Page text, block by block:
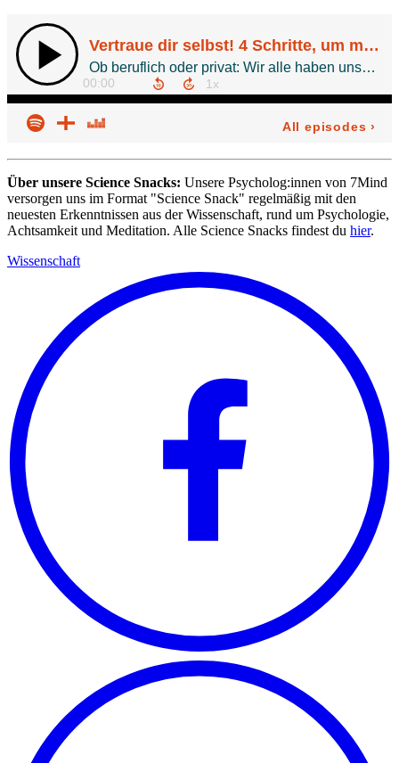
Über unsere Science Snacks: Unsere Psycholog:innen von 7Mind
versorgen uns im Format "Science Snack" regelmäßig mit den
neuesten Erkenntnissen aus der Wissenschaft, rund um Psychologie,
Achtsamkeit und Meditation. Alle Science Snacks findest du hier.
Wissenschaft